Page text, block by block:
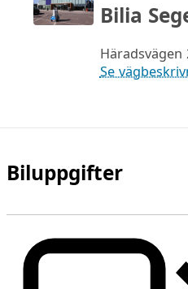
Bilia
Häradsvägen
Se
Biluppgifter